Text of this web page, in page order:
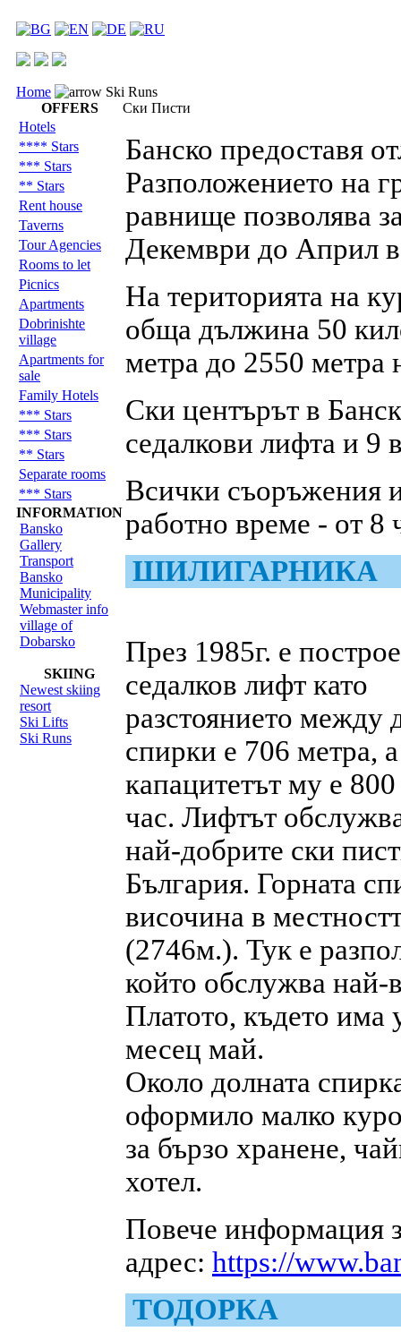
Home
Ski Runs
OFFERS
Hotels
**** Stars
*** Stars
** Stars
Rent house
Taverns
Tour Agencies
Rooms to let
Picnics
Apartments
Dobrinishte
village
Apartments for
sale
Family Hotels
*** Stars
*** Stars
** Stars
Separate rooms
*** Stars
INFORMATION
Bansko
Gallery
Transport
Bansko
Municipality
Webmaster info
village of
Dobarsko
SKIING
Newest skiing
resort
Ski Lifts
Ski Runs
Ски Писти
Банско предоставя
Разположението на
равнище позволява
Декември до Април
На територията на
обща дължина 50
метра до 2550 метра
Ски центърът в
седалкови лифта и 9
Всички съоръжения
работно време - от 8
ШИЛИГАРНИКА
През 1985г. е
седалков лифт като
разстоянието между
спирки е 706 метра, а
капацитетът му е
час. Лифтът
най-добрите ски
България. Горната
височина в
(2746м.). Тук е
който обслужва най-
Платото, където има
месец май.
Около долната
оформило малко
за бързо хранене,
хотел.
Повече информация
адрес: https://
ТОДОРКА